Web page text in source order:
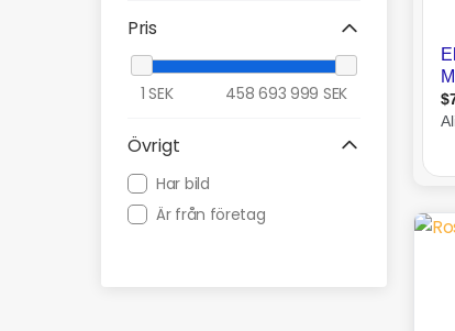
Pris
1 SEK 458 693 999 SEK
Övrigt
Har bild
Är från företag